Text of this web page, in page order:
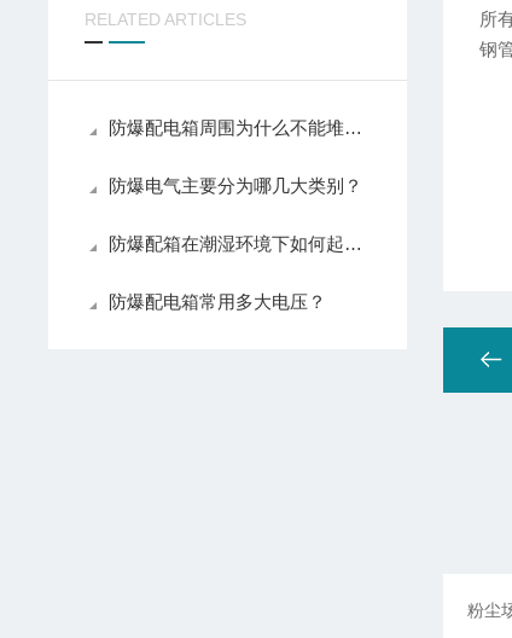
RELATED ARTICLES
防爆配电箱周围为什么不能堆放杂物？
防爆电气主要分为哪几大类别？
防爆配箱在潮湿环境下如何起到防爆作用？
防爆配电箱常用多大电压？
所
钢